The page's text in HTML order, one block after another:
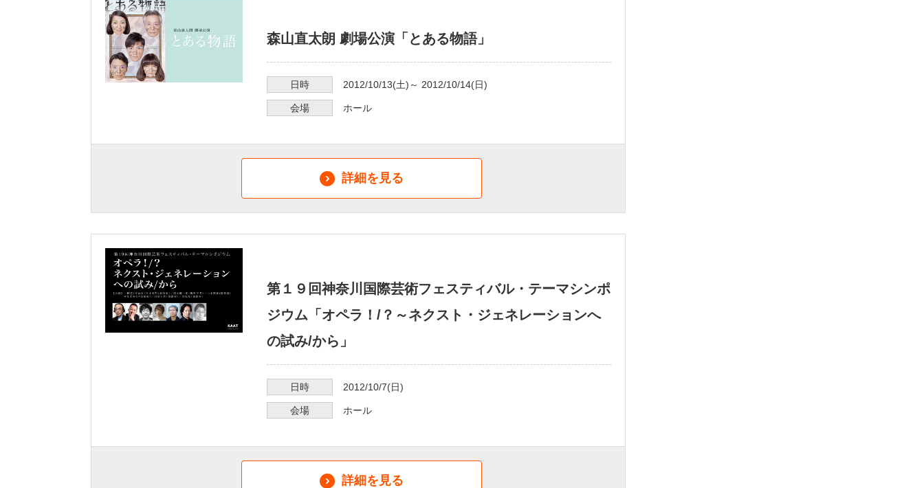
森山直太朗 劇場公演「とある物語」
日時 2012/10/13(土)～ 2012/10/14(日)
会場 ホール
詳細を見る
第１９回神奈川国際芸術フェスティバル・テーマシンポ
ジウム「オペラ！/？～ネクスト・ジェネレーションへ
の試み/から」
日時 2012/10/7(日)
会場 ホール
詳細を見る